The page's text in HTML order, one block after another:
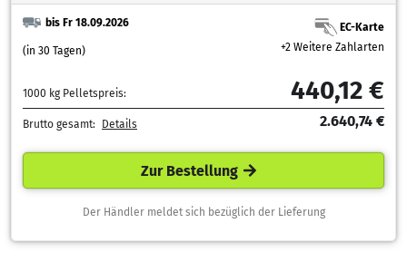
bis Fr 18.09.2026
(in 30 Tagen)
EC-Karte
+2 Weitere Zahlarten
1000 kg Pelletspreis: 440,12 €
Brutto gesamt: Details 2.640,74 €
Zur Bestellung
Der Händler meldet sich bezüglich der Lieferung